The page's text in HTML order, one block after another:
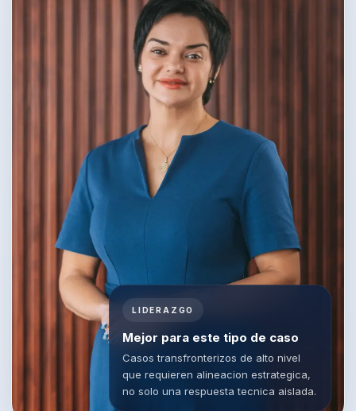
LIDERAZGO
Mejor para este tipo de caso
Casos transfronterizos de alto nivel
que requieren alineacion estrategica,
no solo una respuesta tecnica aislada.